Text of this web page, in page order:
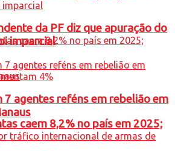
caem 8,2% no país em 2025;
da PF diz que apuração do
imparcial
7 agentes reféns em rebelião em